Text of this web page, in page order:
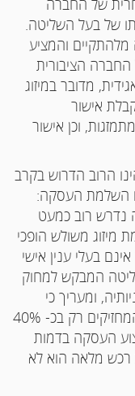
של החברה
של בעל השליטה.
והמציע
הציבורית
מדובר במיזוג
קבלת אישור
וכן אישור
הרוב הדרוש בקרב
השלמת העסקה:
רוב כמעט
לשם השלמת מיזוג משולש הופכי
בעלי ענין אישי
המבקש למחוק
ב- 45% מהון מניותיה, ומעריך כי
למהלך שהוא מציע יסכימו בעלי מניות המחזיקים רק בכ- 40%
העסקה בדמות
רכש מלאה הוא לא